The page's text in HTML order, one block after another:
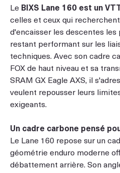
Le BIXS Lane 160 est un
celles et ceux qui
d'encaisser les descentes les
restant performant sur les
techniques. Avec son cadre
FOX de haut niveau et sa
SRAM GX Eagle AXS, il
veulent repousser leurs
exigeants.
Un cadre carbone pensé
Le Lane 160 repose sur un
géométrie enduro moderne
débattement arrière. Son